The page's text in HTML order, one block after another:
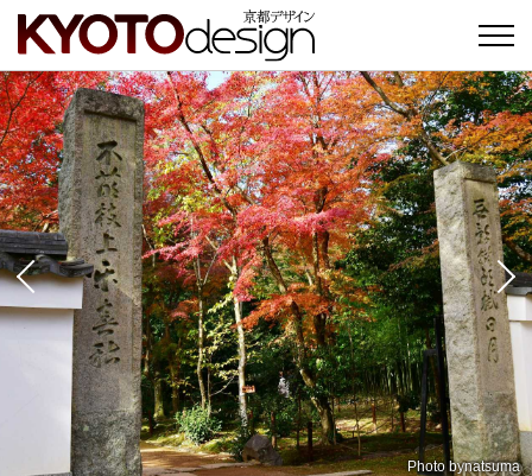
Photo by三由 豊
Photo byrocky
Photo bynatsuma